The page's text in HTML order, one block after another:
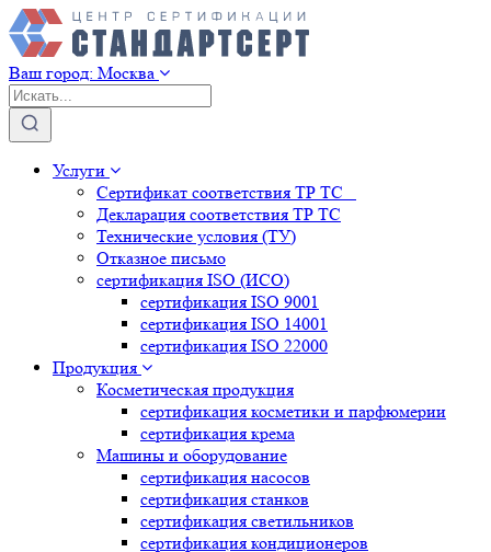
Ваш город: Москва
Услуги
Сертификат соответствия ТР ТС
Декларация соответствия ТР ТС
Технические условия (ТУ)
Отказное письмо
сертификация ISO (ИСО)
сертификация ISO 9001
сертификация ISO 14001
сертификация ISO 22000
Продукция
Косметическая продукция
сертификация косметики и парфюмерии
сертификация крема
Машины и оборудование
сертификация насосов
сертификация станков
сертификация светильников
сертификация кондиционеров